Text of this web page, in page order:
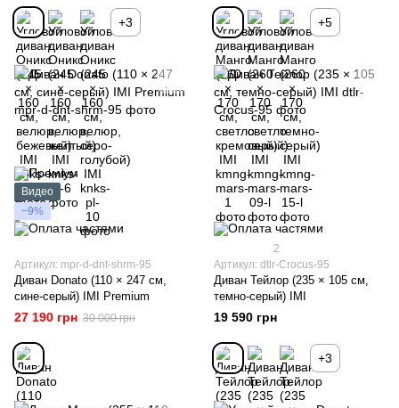
+3 +5
Видео
−9%
Артикул: mpr-d-dnt-shrm-95
Диван Donato (110 × 247 см,
сине-серый) IMI Premium
27 190 грн 30 000 грн
2
Артикул: dtlr-Crocus-95
Диван Тейлор (235 × 105 см,
темно-серый) IMI
19 590 грн
+3